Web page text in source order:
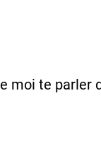
moi te parler